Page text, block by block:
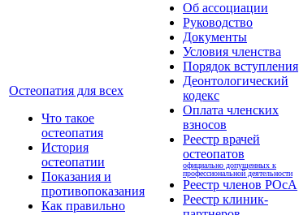
Остеопатия для всех
Что такое
остеопатия
История
остеопатии
Показания и
противопоказания
Как правильно
Об ассоциации
Руководство
Документы
Условия членства
Порядок вступления
Деонтологический
кодекс
Оплата членских
взносов
Реестр врачей
остеопатов
официально допущенных к
профессиональной деятельности
Реестр членов РОсА
Реестр клиник-